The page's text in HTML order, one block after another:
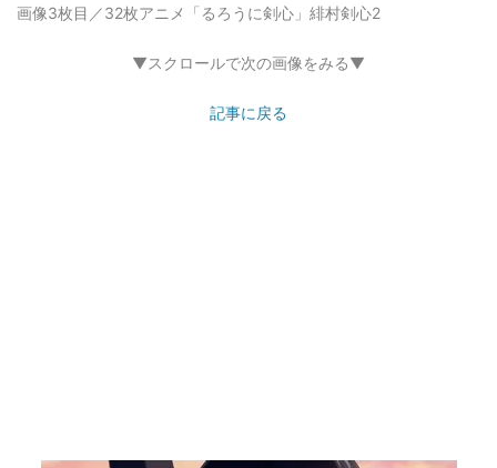
画像3枚目／32枚アニメ「るろうに剣心」緋村剣心2
▼スクロールで次の画像をみる▼
記事に戻る